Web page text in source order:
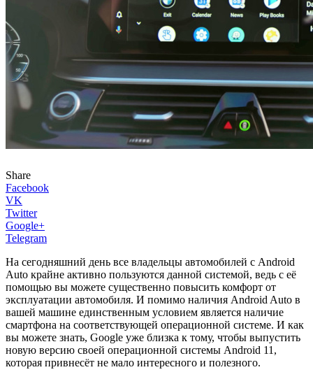
Share
Facebook
VK
Twitter
Google+
Telegram
На сегодняшний день все владельцы автомобилей с Android
Auto крайне активно пользуются данной системой, ведь с её
помощью вы можете существенно повысить комфорт от
эксплуатации автомобиля. И помимо наличия Android Auto в
вашей машине единственным условием является наличие
смартфона на соответствующей операционной системе. И как
вы можете знать, Google уже близка к тому, чтобы выпустить
новую версию своей операционной системы Android 11,
которая привнесёт не мало интересного и полезного.